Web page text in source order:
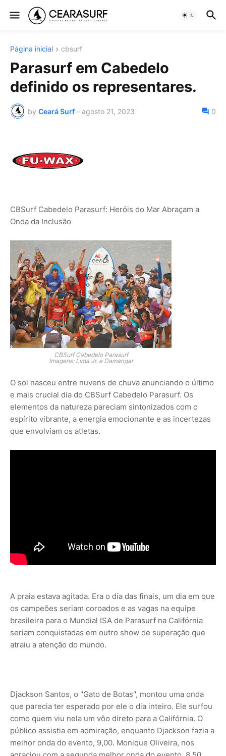
Página inicial cbsurf
Parasurf em Cabedelo
definido os representares.
by Ceará Surf - agosto 21, 2023 0
CBSurf Cabedelo Parasurf: Heróis do Mar Abraçam a
Onda da Inclusão
CBSurf Cabedelo Parasurf
Imagens: Lima Jr. e Damangar
O sol nasceu entre nuvens de chuva anunciando o último
e mais crucial dia do CBSurf Cabedelo Parasurf. Os
elementos da natureza pareciam sintonizados com o
espírito vibrante, a energia emocionante e as incertezas
que envolviam os atletas.
A praia estava agitada. Era o dia das finais, um dia em que
os campeões seriam coroados e as vagas na equipe
brasileira para o Mundial ISA de Parasurf na Califórnia
seriam conquistadas em outro show de superação que
atraiu a atenção do mundo.
Djackson Santos, o "Gato de Botas", montou uma onda
que parecia ter esperado por ele o dia inteiro. Ele surfou
como quem viu nela um vôo direto para a Califórnia. O
público assistia em admiração, enquanto Djackson fazia a
melhor onda do evento, 9,00. Monique Oliveira, nos